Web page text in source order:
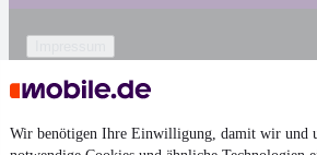
Wir benötigen Ihre Einwilligung, damit wir und
AGB
Datenschutz